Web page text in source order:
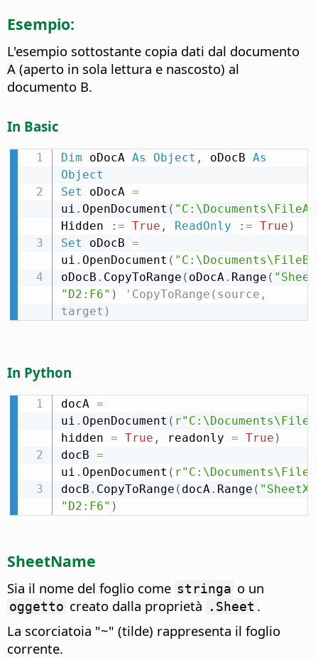
Esempio:
L'esempio sottostante copia dati dal documento
A (aperto in sola lettura e nascosto) al
documento B.
In Basic
Dim oDocA As Object , oDocB As
Object
Set oDocA =
ui . OpenDocument (
Hidden
: = True , ReadOnly : = True )
Set oDocB =
ui . OpenDocument (
oDocB . CopyToRange ( oDocA. Range (
"D2:F6" )
'CopyToRange(source,
target)
In Python
docA =
ui . OpenDocument (
hidden = True , readonly = True )
docB =
ui . OpenDocument (
docB . CopyToRange ( docA . Range (
"D2:F6" )
SheetName
Sia il nome del foglio come stringa o un
oggetto creato dalla proprietà .Sheet .
La scorciatoia "~" (tilde) rappresenta il foglio
corrente.